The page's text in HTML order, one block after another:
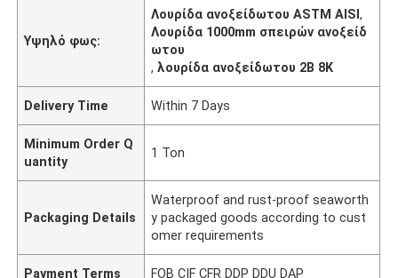
Υψηλό φως:
Λουρίδα ανοξείδωτου ASTM AISI,
Λουρίδα 1000mm σπειρών ανοξείδ
ωτου
,λουρίδα ανοξείδωτου 2B 8K
Delivery Time Within 7 Days
Minimum Order Q
uantity
1 Ton
Packaging Details
Waterproof and rust-proof seaworth
y packaged goods according to cust
omer requirements
Payment Terms FOB CIF CFR DDP DDU DAP